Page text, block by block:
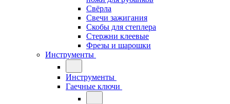
Свёрла
Свечи зажигания
Скобы для степлера
Стержни клеевые
Фрезы и шарошки
Инструменты
Инструменты
Гаечные ключи